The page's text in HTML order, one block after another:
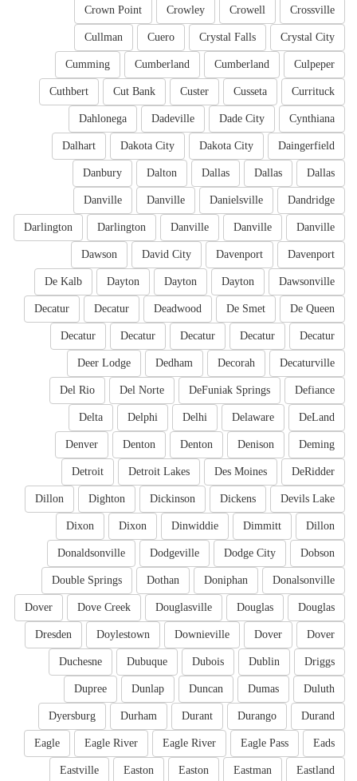
Crossville
Crowell
Crowley
Crown Point
Crystal City
Crystal Falls
Cuero
Cullman
Culpeper
Cumberland
Cumberland
Cumming
Currituck
Cusseta
Custer
Cut Bank
Cuthbert
Cynthiana
Dade City
Dadeville
Dahlonega
Daingerfield
Dakota City
Dakota City
Dalhart
Dallas
Dallas
Dallas
Dalton
Danbury
Dandridge
Danielsville
Danville
Danville
Danville
Danville
Danville
Darlington
Darlington
Davenport
Davenport
David City
Dawson
Dawsonville
Dayton
Dayton
Dayton
De Kalb
De Queen
De Smet
Deadwood
Decatur
Decatur
Decatur
Decatur
Decatur
Decatur
Decatur
Decaturville
Decorah
Dedham
Deer Lodge
Defiance
DeFuniak Springs
Del Norte
Del Rio
DeLand
Delaware
Delhi
Delphi
Delta
Deming
Denison
Denton
Denton
Denver
DeRidder
Des Moines
Detroit Lakes
Detroit
Devils Lake
Dickens
Dickinson
Dighton
Dillon
Dillon
Dimmitt
Dinwiddie
Dixon
Dixon
Dobson
Dodge City
Dodgeville
Donaldsonville
Donalsonville
Doniphan
Dothan
Double Springs
Douglas
Douglas
Douglasville
Dove Creek
Dover
Dover
Dover
Downieville
Doylestown
Dresden
Driggs
Dublin
Dubois
Dubuque
Duchesne
Duluth
Dumas
Duncan
Dunlap
Dupree
Durand
Durango
Durant
Durham
Dyersburg
Eads
Eagle Pass
Eagle River
Eagle River
Eagle
Eastland
Eastman
Easton
Easton
Eastville